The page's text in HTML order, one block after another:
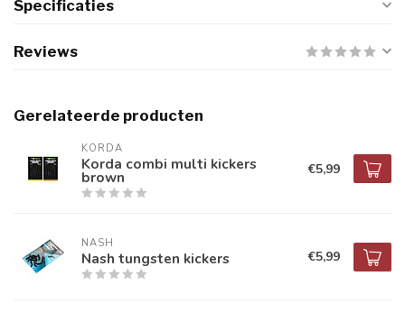
Specificaties
Reviews
Gerelateerde producten
KORDA
Korda combi multi kickers
brown €5,99
NASH
Nash tungsten kickers €5,99